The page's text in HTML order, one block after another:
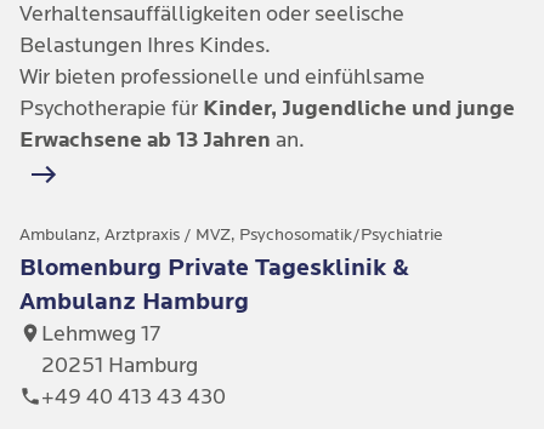
Verhaltensauffälligkeiten oder seelische
Belastungen Ihres Kindes.
Wir bieten professionelle und einfühlsame
Psychotherapie für Kinder, Jugendliche und junge
Erwachsene ab 13 Jahren an.
Ambulanz, Arztpraxis / MVZ, Psychosomatik/Psychiatrie
Blomenburg Private Tagesklinik &
Ambulanz Hamburg
Lehmweg 17
20251 Hamburg
+49 40 413 43 430